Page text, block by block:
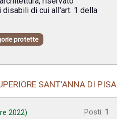
di cui all'art. 1 della
protette
SANT'ANNA DI PISA
2022) Posti: 1